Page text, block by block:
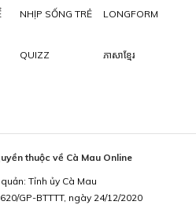
NHỊP SỐNG TRẺ LONGFORM
QUIZZ ភាសាខ្មែរ
thuộc về Cà Mau Online
Tỉnh ủy Cà Mau
GP-BTTTT, ngày 24/12/2020